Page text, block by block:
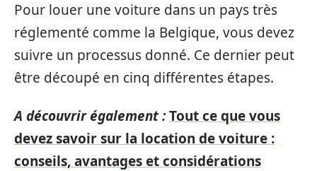
Pour louer une voiture dans un pays très
réglementé comme la Belgique, vous devez
suivre un processus donné. Ce dernier peut
être découpé en cinq différentes étapes.
A découvrir également :Tout ce que vous
devez savoir sur la location de voiture :
conseils, avantages et considérations